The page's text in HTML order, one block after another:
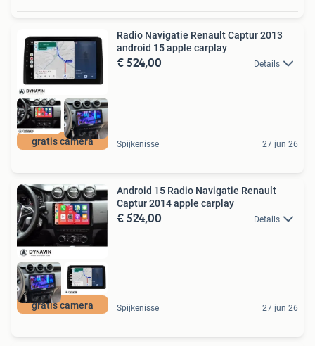
gratis camera
Radio Navigatie Renault Captur 2013
android 15 apple carplay
€ 524,00 Details
Spijkenisse 27 jun 26
gratis camera
Android 15 Radio Navigatie Renault
Captur 2014 apple carplay
€ 524,00 Details
Spijkenisse 27 jun 26